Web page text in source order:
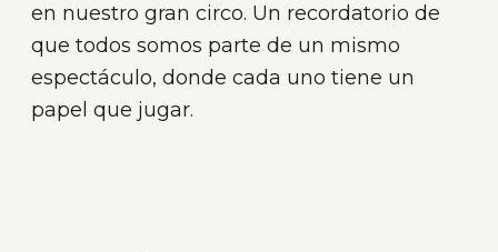
en nuestro gran circo. Un recordatorio de
que todos somos parte de un mismo
espectáculo, donde cada uno tiene un
papel que jugar.